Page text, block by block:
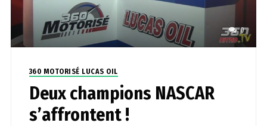
0
360 MOTORISÉ LUCAS OIL
Deux champions NASCAR
s’affrontent !